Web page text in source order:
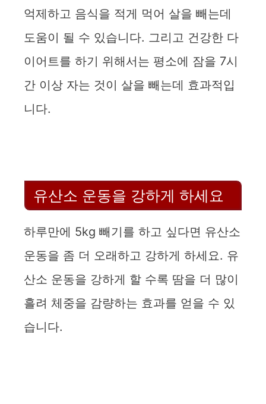
억제하고 음식을 적게 먹어 살을 빼는데
도움이 될 수 있습니다. 그리고 건강한 다
이어트를 하기 위해서는 평소에 잠을 7시
간 이상 자는 것이 살을 빼는데 효과적입
니다.
유산소 운동을 강하게 하세요
하루만에 5kg 빼기를 하고 싶다면 유산소
운동을 좀 더 오래하고 강하게 하세요. 유
산소 운동을 강하게 할 수록 땀을 더 많이
흘려 체중을 감량하는 효과를 얻을 수 있
습니다.